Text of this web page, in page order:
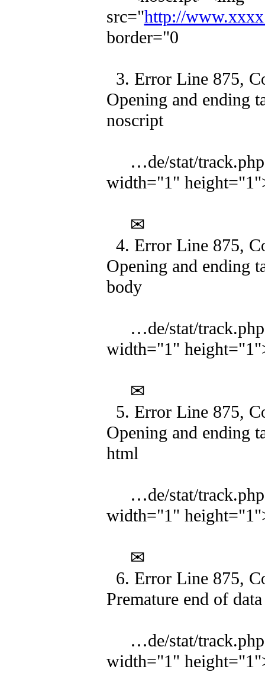
src="http://
border="0
3. Error Line 875,
Opening and ending
noscript
…de/stat/
width="1"
✉
4. Error Line 875,
Opening and ending
body
…de/stat/
width="1"
✉
5. Error Line 875,
Opening and ending
html
…de/stat/
width="1"
✉
6. Error Line 875,
Premature end of
…de/stat/
width="1"